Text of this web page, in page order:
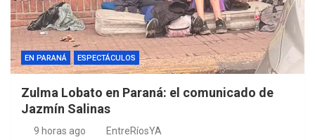
EN PARANÁ ESPECTÁCULOS
Zulma Lobato en Paraná: el comunicado de
Jazmín Salinas
9 horas ago EntreRíosYA